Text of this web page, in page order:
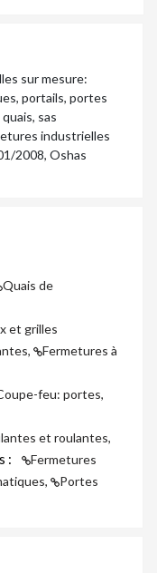
sur mesure:
portails, portes
sas
industrielles
2008, Oshas
Quais de
et grilles
Fermetures à
feu: portes,
et roulantes,
:
Fermetures
Portes